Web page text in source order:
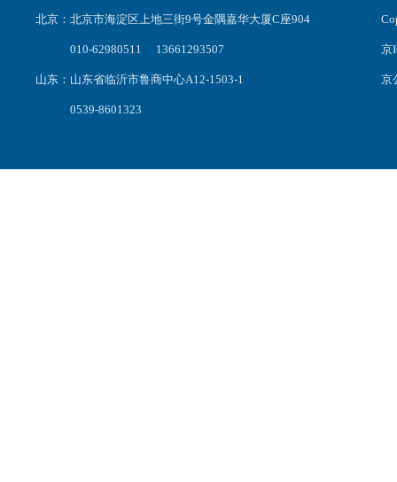
北京：北京市海淀区上地三街9号金隅嘉华大厦C座904
010-62980511 13661293507
山东：山东省临沂市鲁商中心A12-1503-1
0539-8601323
京
京